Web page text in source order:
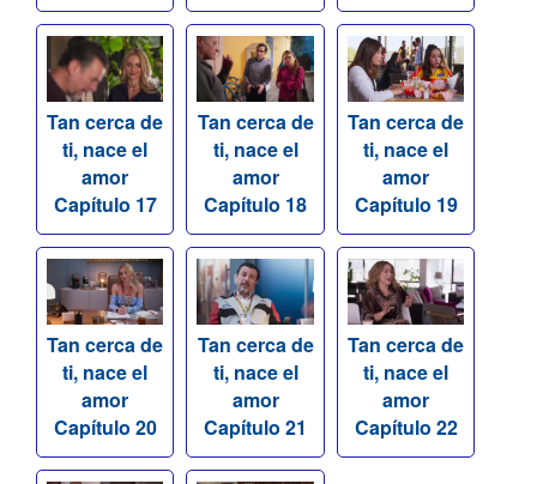
Tan cerca de
ti, nace el
amor
Capítulo 17
Tan cerca de
ti, nace el
amor
Capítulo 18
Tan cerca de
ti, nace el
amor
Capítulo 19
Tan cerca de
ti, nace el
amor
Capítulo 20
Tan cerca de
ti, nace el
amor
Capítulo 21
Tan cerca de
ti, nace el
amor
Capítulo 22